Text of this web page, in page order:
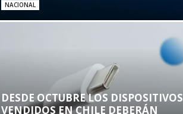
NACIONAL
DESDE OCTUBRE LOS DISPOSITIVOS
VENDIDOS EN CHILE DEBERÁN